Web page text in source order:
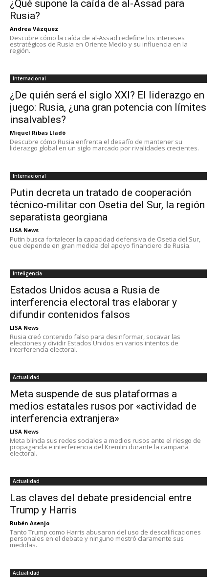
¿Qué supone la caída de al-Assad para
Rusia?
Andrea Vázquez
Descubre cómo la caída de al-Assad redefine los intereses
estratégicos de Rusia en Oriente Medio y su influencia en la
región.
Internacional
¿De quién será el siglo XXI? El liderazgo en
juego: Rusia, ¿una gran potencia con límites
insalvables?
Miquel Ribas Lladó
Descubre cómo Rusia enfrenta el desafío de mantener su
liderazgo global en un siglo marcado por rivalidades crecientes.
Internacional
Putin decreta un tratado de cooperación
técnico-militar con Osetia del Sur, la región
separatista georgiana
LISA News
Putin busca fortalecer la capacidad defensiva de Osetia del Sur,
que depende en gran medida del apoyo financiero de Rusia.
Inteligencia
Estados Unidos acusa a Rusia de
interferencia electoral tras elaborar y
difundir contenidos falsos
LISA News
Rusia creó contenido falso para desinformar, socavar las
elecciones y dividir Estados Unidos en varios intentos de
interferencia electoral.
Actualidad
Meta suspende de sus plataformas a
medios estatales rusos por «actividad de
interferencia extranjera»
LISA News
Meta blinda sus redes sociales a medios rusos ante el riesgo de
propaganda e interferencia del Kremlin durante la campaña
electoral.
Actualidad
Las claves del debate presidencial entre
Trump y Harris
Rubén Asenjo
Tanto Trump como Harris abusaron del uso de descalificaciones
personales en el debate y ninguno mostró claramente sus
medidas.
Actualidad